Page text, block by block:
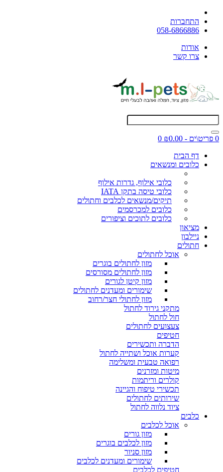
התחברות
058-6866886
אודות
צרו קשר
0 פריט\ים - ₪0.00
0
דף הבית
כלובים ומנשאים
כלובי אילוף, גדרות אילוף
כלובי טיסה בתקן IATA
תיקים/מנשאים לכלבים וחתולים
כלובים למכרסמים
כלובים לתוכים וציפורים
מציאון
ניילבון
חתולים
אוכל לחתולים
מזון לחתולים בוגרים
מזון לחתולים מסורסים
מזון קיטן לגורים
שימורים ומעדנים לחתולים
מזון לחתולי חצר/רחוב
מתקני גירוד לחתול
חול לחתול
צעצועים לחתולים
חטיפים
הדברה ותכשירים
קערות אוכל ושתייה לחתול
רפואה טבעית ומשלימה
מיטות ומזרנים
קולרים וריתמות
תכשירי טיפוח והגיינה
שירותים לחתולים
ציוד נלווה לחתול
כלבים
אוכל לכלבים
מזון גורים
מזון לכלבים בוגרים
מזון סניור
שימורים ומעדנים לכלבים
חטיפים לכלבים